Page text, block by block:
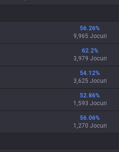
56.26%
9,965 Jocuri
62.2%
3,979 Jocuri
54.12%
3,625 Jocuri
52.86%
1,593 Jocuri
56.06%
1,270 Jocuri